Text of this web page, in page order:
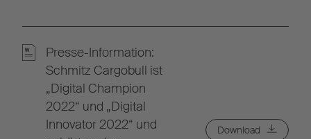
Presse-Information:
Schmitz Cargobull ist
„Digital Champion
2022“ und „Digital
Innovator 2022“ und
Download